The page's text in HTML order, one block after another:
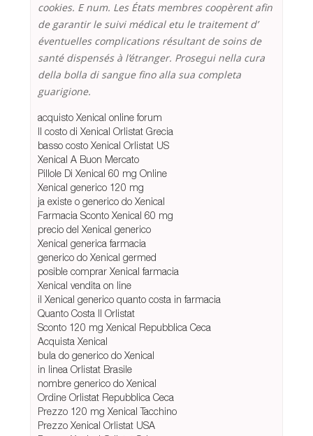
cookies. E num. Les États membres coopèrent afin
de garantir le suivi médical etu le traitement d’
éventuelles complications résultant de soins de
santé dispensés à l’étranger. Prosegui nella cura
della bolla di sangue fino alla sua completa
guarigione.
acquisto Xenical online forum
Il costo di Xenical Orlistat Grecia
basso costo Xenical Orlistat US
Xenical A Buon Mercato
Pillole Di Xenical 60 mg Online
Xenical generico 120 mg
ja existe o generico do Xenical
Farmacia Sconto Xenical 60 mg
precio del Xenical generico
Xenical generica farmacia
generico do Xenical germed
posible comprar Xenical farmacia
Xenical vendita on line
il Xenical generico quanto costa in farmacia
Quanto Costa Il Orlistat
Sconto 120 mg Xenical Repubblica Ceca
Acquista Xenical
bula do generico do Xenical
in linea Orlistat Brasile
nombre generico do Xenical
Ordine Orlistat Repubblica Ceca
Prezzo 120 mg Xenical Tacchino
Prezzo Xenical Orlistat USA